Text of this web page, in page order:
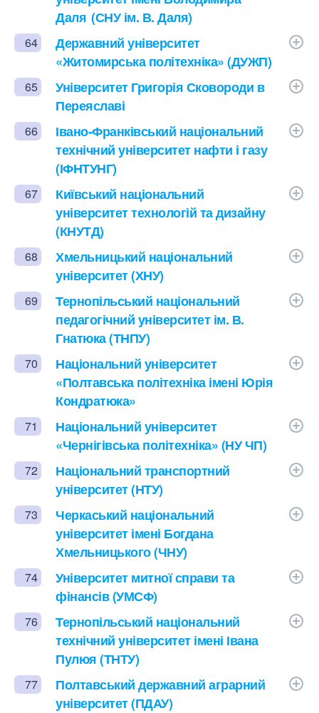
Даля (СНУ ім. В. Даля)
64
Державний університет
«Житомирська політехніка» (ДУЖП)
65
Університет Григорія Сковороди в
Переяславі
66
Івано-Франківський національний
технічний університет нафти і газу
(ІФНТУНГ)
67
Київський національний
університет технологій та дизайну
(КНУТД)
68
Хмельницький національний
університет (ХНУ)
69
Тернопільський національний
педагогічний університет ім. В.
Гнатюка (ТНПУ)
70
Національний університет
«Полтавська політехніка імені Юрія
Кондратюка»
71
Національний університет
«Чернігівська політехніка» (НУ ЧП)
72
Національний транспортний
університет (НТУ)
73
Черкаський національний
університет імені Богдана
Хмельницького (ЧНУ)
74
Університет митної справи та
фінансів (УМСФ)
76
Тернопільський національний
технічний університет імені Івана
Пулюя (ТНТУ)
77
Полтавський державний аграрний
університет (ПДАУ)